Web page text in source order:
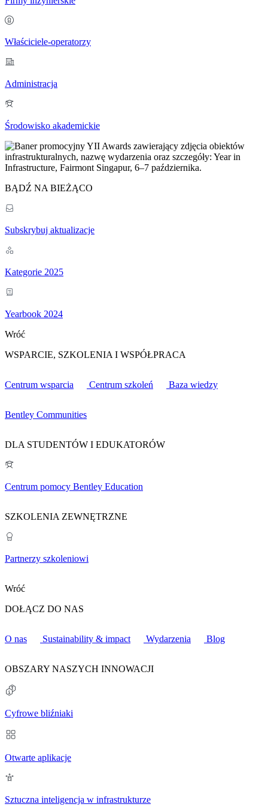
Właściciele-operatorzy
Administracja
Środowisko akademickie
BĄDŹ NA BIEŻĄCO
Subskrybuj aktualizacje
Kategorie 2025
Yearbook 2024
Wróć
WSPARCIE, SZKOLENIA I WSPÓŁPRACA
Centrum wsparcia Centrum szkoleń Baza wiedzy
Bentley Communities
DLA STUDENTÓW I EDUKATORÓW
Centrum pomocy Bentley Education
SZKOLENIA ZEWNĘTRZNE
Partnerzy szkoleniowi
Wróć
DOŁĄCZ DO NAS
O nas Sustainability & impact Wydarzenia Blog
OBSZARY NASZYCH INNOWACJI
Cyfrowe bliźniaki
Otwarte aplikacje
Sztuczna inteligencja w infrastrukturze